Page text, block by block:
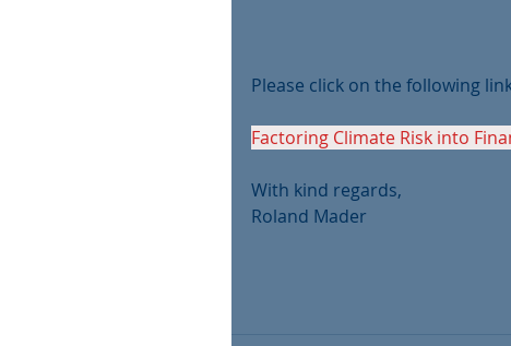
Please click on the following
Factoring Climate Risk into
With kind regards,
Roland Mader